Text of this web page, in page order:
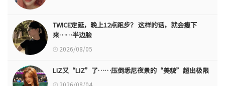
TWICE定延，晚上12点跑步？ 这样的话，就会瘦下
来……半边脸
2026/08/05
LIZ又“LIZ”了……压倒悉尼夜景的“美貌”超出极限
2026/08/04